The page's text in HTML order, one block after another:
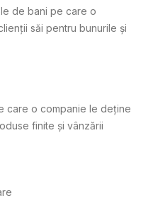
de bani pe care o
săi pentru bunurile și
care o companie le deține
finite și vânzării